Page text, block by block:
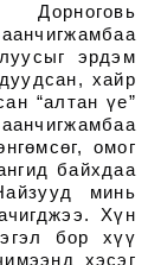
эрдэм
хайр
“алтан үе”
омог
байхдаа
минь
Хүн
бор хүү
хэсэг